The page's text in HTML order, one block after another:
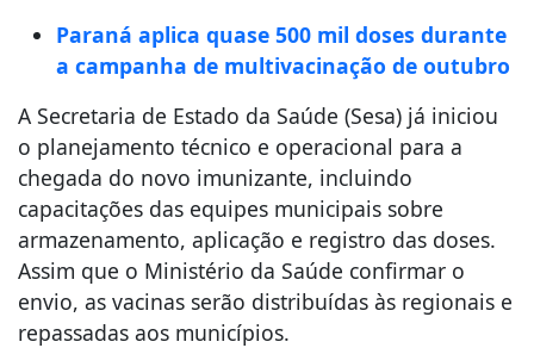
Paraná aplica quase 500 mil doses durante
a campanha de multivacinação de outubro
A Secretaria de Estado da Saúde (Sesa) já iniciou
o planejamento técnico e operacional para a
chegada do novo imunizante, incluindo
capacitações das equipes municipais sobre
armazenamento, aplicação e registro das doses.
Assim que o Ministério da Saúde confirmar o
envio, as vacinas serão distribuídas às regionais e
repassadas aos municípios.